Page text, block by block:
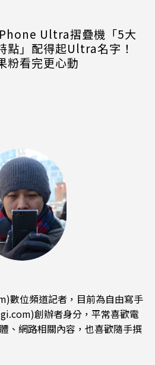
Ultra摺疊機「5大
點」配得起Ultra名字！
粉看完更心動
數位頻道記者，目前為自由寫手
創辦者身分，平常喜歡電
、網路相關內容，也喜歡隨手撰